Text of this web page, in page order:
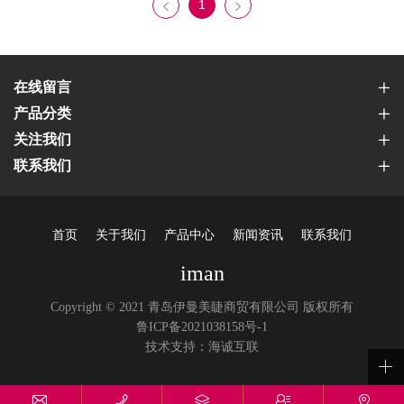
1
在线留言
产品分类
关注我们
联系我们
首页 关于我们 产品中心 新闻资讯 联系我们
iman
Copyright © 2021 青岛伊曼美睫商贸有限公司 版权所有
鲁ICP备2021038158号-1
技术支持：海诚互联